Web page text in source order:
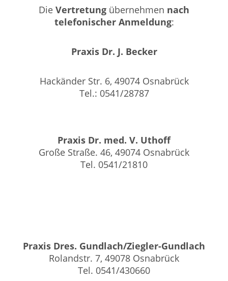
Die Vertretung übernehmen nach
telefonischer Anmeldung:
Praxis Dr. J. Becker
Hackänder Str. 6, 49074 Osnabrück
Tel.: 0541/28787
Praxis Dr. med. V. Uthoff
Große Straße. 46, 49074 Osnabrück
Tel. 0541/21810
Praxis Dres. Gundlach/Ziegler-Gundlach
Rolandstr. 7, 49078 Osnabrück
Tel. 0541/430660